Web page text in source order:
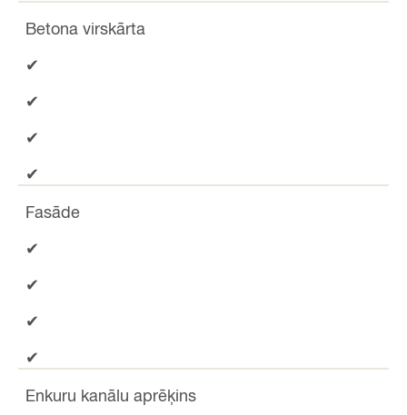
Betona virskārta
✔
✔
✔
✔
Fasāde
✔
✔
✔
✔
Enkuru kanālu aprēķins